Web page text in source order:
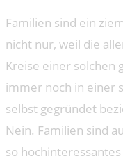
Familien sind ein
nicht nur, weil die
Kreise einer solchen
immer noch in einer
selbst gegründet
Nein. Familien sind
so